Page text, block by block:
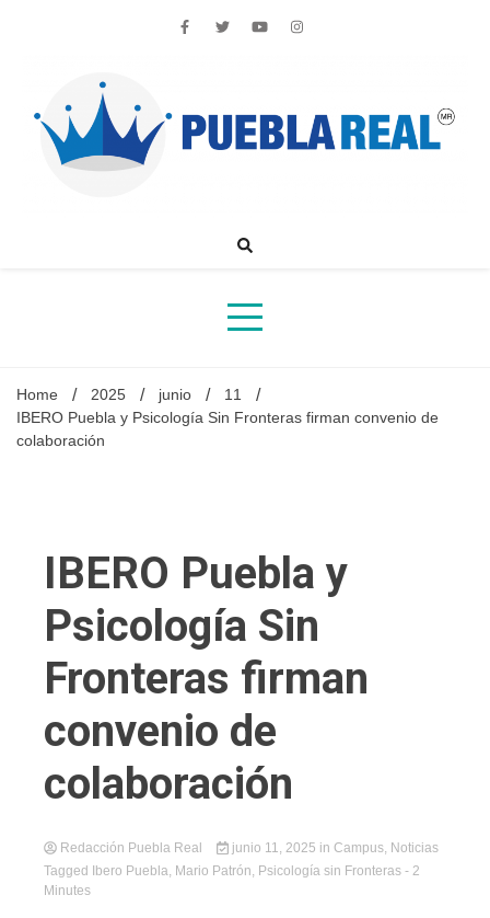
Noticias de actualidad de Puebla, México y el mundo
Home 2025 junio
11
IBERO Puebla y Psicología Sin Fronteras firman convenio de
colaboración
IBERO Puebla y
Psicología Sin
Fronteras firman
convenio de
colaboración
Redacción Puebla Real junio 11, 2025 in Campus, Noticias
Tagged
Ibero Puebla, Mario Patrón, Psicología sin Fronteras - 2
Minutes